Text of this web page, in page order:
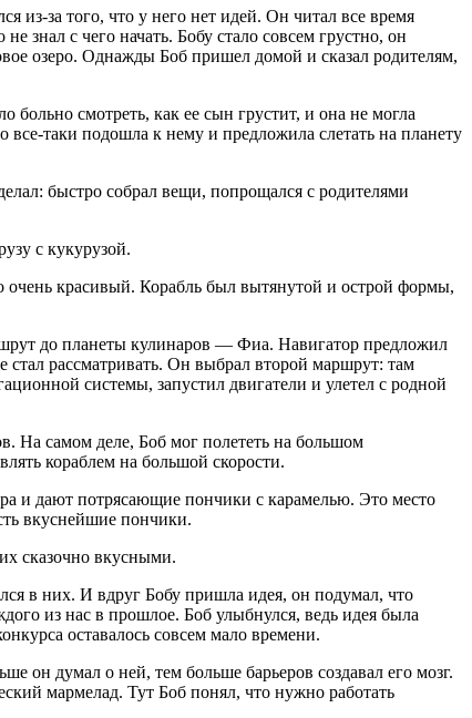
из-за того, что у него нет идей. Он читал все время
знал с чего начать. Бобу стало совсем грустно, он
озеро. Однажды Боб пришел домой и сказал родителям,
смотреть, как ее сын грустит, и она не могла
таки подошла к нему и предложила слетать на планету
быстро собрал вещи, попрощался с родителями
с кукурузой.
красивый. Корабль был вытянутой и острой формы,
до планеты кулинаров — Фиа. Навигатор предложил
рассматривать. Он выбрал второй маршрут: там
системы, запустил двигатели и улетел с родной
На самом деле, Боб мог полететь на большом
кораблем на большой скорости.
и дают потрясающие пончики с карамелью. Это место
вкуснейшие пончики.
сказочно вкусными.
в них. И вдруг Бобу пришла идея, он подумал, что
из нас в прошлое. Боб улыбнулся, ведь идея была
оставалось совсем мало времени.
думал о ней, тем больше барьеров создавал его мозг.
мармелад. Тут Боб понял, что нужно работать